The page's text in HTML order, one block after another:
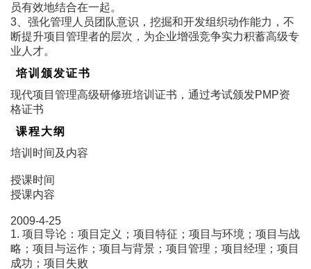
员有效地结合在一起。
3、强化管理人员团队意识，挖掘和开发组织动作能力，不
断提升项目管理者的层次，为企业增强竞争实力积蓄高级专
业人才。
培训颁发证书
现代项目管理高级研修班培训证书，通过考试颁发PMP资
格证书
课程大纲
培训时间及内容
授课时间
授课内容
2009-4-25
1. 项目导论：项目定义；项目特征；项目与环境；项目与战
略；项目与运作；项目与背景；项目管理；项目经理；项目
成功；项目失败